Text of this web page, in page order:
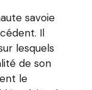
savoie
Il
lesquels
de son
le